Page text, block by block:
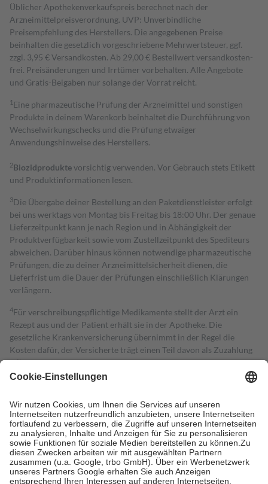
Üblicher Apothekenverkaufspreis berechnet nach der
Arzneimittelpreisverordnung. UVP: Unverbindliche
Preisempfehlung des Herstellers. Die angegebenen Preise
beinhalten die gesetzlich vorgeschriebene Mehrwertsteuer, ggf.
zzgl. 3,95 € Versandkosten. Ab 29,00 € Bestell­wert versand­kosten­
frei. Preisänderungen und Irrtümer vorbehalten. Alle Angebote
und Gratis-Beigaben nur solange der Vorrat reicht.
1 Eine pharmazeutische Prüfung der Arzneimittel und sonstigen
Produkte in deinem Warenkorb beinhaltet die Durchführung von
Wechselwirkungschecks und die Prüfung etwaiger
Anwendungshinweise des Herstellers.
2Biozidproduktevorsichtig verwenden. Vor Gebrauch stets Etikett
und Produktinformationen lesen.
3Die Übergabe deiner Bestellung an den Paketdienstleister erfolgt
bei uns werktags von Montag bis Freitag bis 18:00 Uhr. Der genaue
Lieferzeitpunkt kann je nach Region und in Abhängigkeit der
Produktverfügbarkeit sowie vom Zustellzeitpunkt des Spediteurs
abweichen. Darüber hinaus können notwendige pharmazeutische
Prüfungen, die zu deiner Arzneimittelsicherheit dienen, die
Lieferfrist um die Dauer der Prüfungen einschließlich Klärungen
verlängern.
4Für verschreibungspflichtige Medikamente stellt der Arzt ein
Rezept aus und der Patient erhält sie in der Apotheke. Die
gesetzliche Krankenversicherung übernimmt in der Regel die
Kosten dafür, der Versicherte trägt einen Teil davon als Zuzahlung
mit.
Grundsätzlich leisten Mitglieder Zuzahlungen in Höhe von zehn
höchstens zehn Euro.
Es sind jedoch nie mehr als die tatsächlichen
Kosten der Leistung zu entrichten.
Diese Regeln gelten grundsätzlich auch für Online-Apotheken.
Bei Heilmitteln und häuslicher Krankenpflege beträgt die
Zuzahlung zehn Prozent der Kosten sowie zehn Euro je
Verordnung.
Um das Engagement der Versicherten für ihre eigene Gesundheit zu